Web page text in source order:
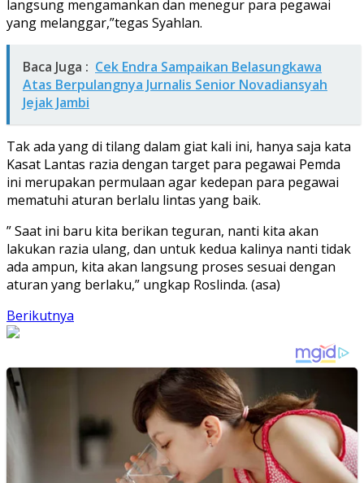
langsung mengamankan dan menegur para pegawai
yang melanggar,”tegas Syahlan.
Baca Juga : Cek Endra Sampaikan Belasungkawa
Atas Berpulangnya Jurnalis Senior Novadiansyah
Jejak Jambi
Tak ada yang di tilang dalam giat kali ini, hanya saja kata
Kasat Lantas razia dengan target para pegawai Pemda
ini merupakan permulaan agar kedepan para pegawai
mematuhi aturan berlalu lintas yang baik.
” Saat ini baru kita berikan teguran, nanti kita akan
lakukan razia ulang, dan untuk kedua kalinya nanti tidak
ada ampun, kita akan langsung proses sesuai dengan
aturan yang berlaku,” ungkap Roslinda. (asa)
Berikutnya